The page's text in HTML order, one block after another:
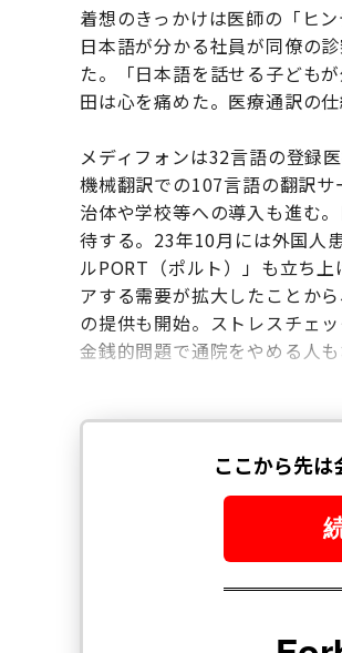
着想のきっかけは医師の「ヒ
日本語が分かる社員が同僚の
た。「日本語を話せる子ども
田は心を痛めた。医療通訳の
メディフォンは32言語の登録
機械翻訳での107言語の翻訳
治体や学校等への導入も進む
待する。23年10月には外国人
ルPORT（ポルト）」も立ち
アする需要が拡大したことか
の提供も開始。ストレスチェ
金銭的問題で通院をやめる人